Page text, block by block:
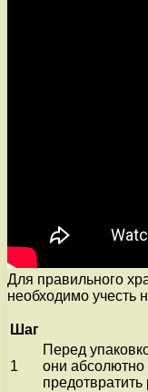
Для правильного
необходимо учесть
Шаг
1
Перед
они